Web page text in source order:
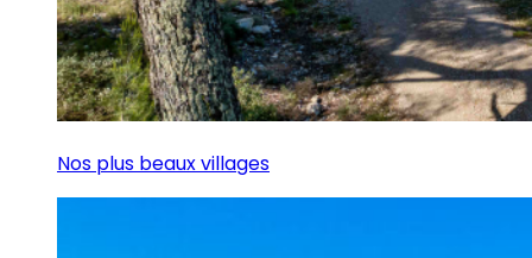
Nos plus beaux villages